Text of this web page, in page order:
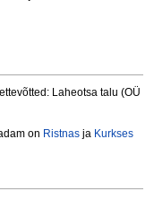
Laheotsa talu (OÜ
on Ristnas ja Kurkses